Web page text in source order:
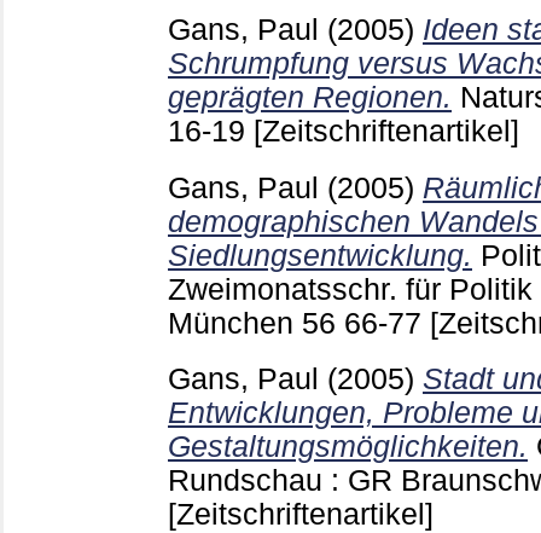
Gans, Paul (2005) Ideen
Schrumpfung versus
geprägten Regionen.
16-19 [Zeitschriftenartikel]
Gans, Paul (2005)
demographischen
Siedlungsentwicklung.
Zweimonatsschr. für
München 56 66-77
Gans, Paul (2005) Stadt
Entwicklungen, Probleme
Gestaltungsmöglichkeiten.
Rundschau : GR
[Zeitschriftenartikel]